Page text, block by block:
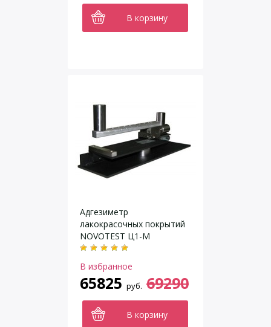
В корзину
Адгезиметр
лакокрасочных покрытий
NOVOTEST Ц1-М
В избранное
65825 руб. 69290
В корзину